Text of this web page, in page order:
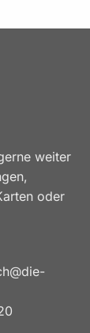
weiter
oder